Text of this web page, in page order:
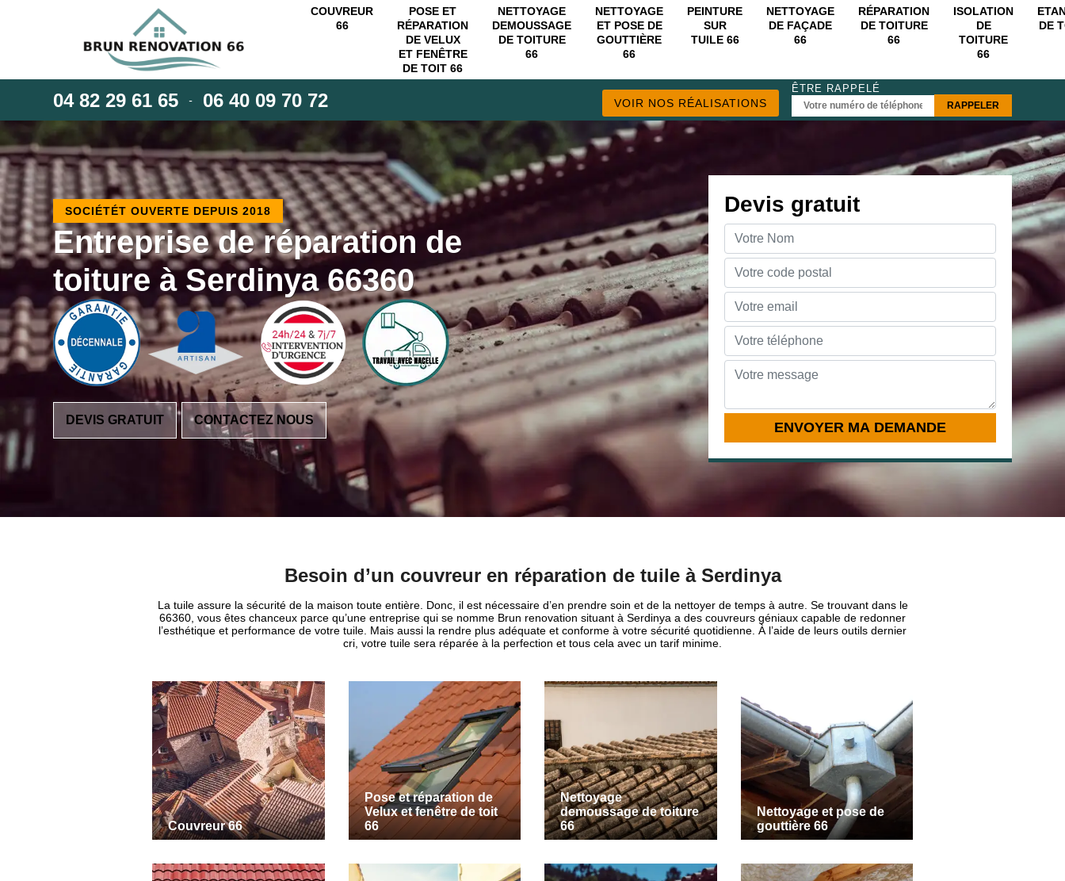
COUVREUR
66
POSE ET
RÉPARATION
DE VELUX
ET FENÊTRE
DE TOIT 66
NETTOYAGE
DEMOUSSAGE
DE TOITURE
66
NETTOYAGE
ET POSE DE
GOUTTIÈRE
66
PEINTURE
SUR
TUILE 66
NETTOYAGE
DE FAÇADE
66
RÉPARATION
DE TOITURE
66
ISOLATION
DE
TOITURE
66
DE
04 82 29 61 65 - 06 40 09 70 72 VOIR NOS RÉALISATIONS
ÊTRE RAPPELÉ
SOCIÉTÉT OUVERTE DEPUIS 2018
Entreprise de réparation de
toiture à Serdinya 66360
DEVIS GRATUIT CONTACTEZ NOUS
Devis gratuit
Besoin d’un couvreur en réparation de tuile à Serdinya
La tuile assure la sécurité de la maison toute entière. Donc, il est nécessaire d’en prendre soin et de la nettoyer de temps à autre. Se trouvant dans le
66360, vous êtes chanceux parce qu’une entreprise qui se nomme Brun renovation situant à Serdinya a des couvreurs géniaux capable de redonner
l’esthétique et performance de votre tuile. Mais aussi la rendre plus adéquate et conforme à votre sécurité quotidienne. À l’aide de leurs outils dernier
cri, votre tuile sera réparée à la perfection et tous cela avec un tarif minime.
Couvreur 66
Pose et réparation de
Velux et fenêtre de toit
66
Nettoyage
demoussage de toiture
66
Nettoyage et pose de
gouttière 66